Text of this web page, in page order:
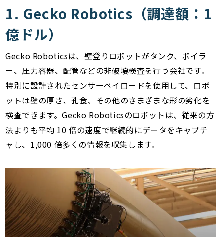
1. Gecko Robotics（調達額：1
億ドル）
Gecko Roboticsは、壁登りロボットがタンク、ボイラ
ー、圧力容器、配管などの非破壊検査を行う会社です。
特別に設計されたセンサーペイロードを使用して、ロボ
ットは壁の厚さ、孔食、その他のさまざまな形の劣化を
検査できます。Gecko Roboticsのロボットは、従来の方
法よりも平均 10 倍の速度で継続的にデータをキャプチ
ャし、1,000 倍多くの情報を収集します。